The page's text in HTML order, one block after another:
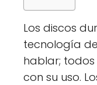
Los discos
tecnología
hablar;
con su uso.